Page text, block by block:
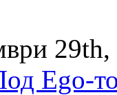
Ego-